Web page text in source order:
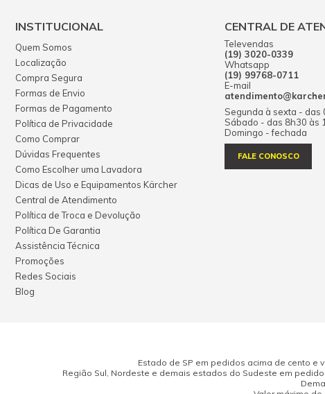
INSTITUCIONAL
Quem Somos
Localização
Compra Segura
Formas de Envio
Formas de Pagamento
Política de Privacidade
Como Comprar
Dúvidas Frequentes
Como Escolher uma Lavadora
Dicas de Uso e Equipamentos Kärcher
Central de Atendimento
Política de Troca e Devolução
Política De Garantia
Assistência Técnica
Promoções
Redes Sociais
Blog
CENTRAL DE
Televendas
(19) 3020-0339
Whatsapp
(19) 99768-0711
E-mail
Segunda à sexta - das
Sábado - das 8h30 às
Domingo - fechada
FALE CONOSCO
Estado de SP em pedidos acima de cento e
Região Sul, Nordeste e demais estados do Sudeste em